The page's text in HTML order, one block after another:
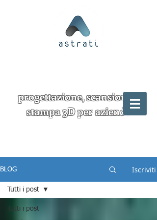
progettazione, scansione e
stampa 3D per aziende
BLOG Iscriviti
Tutti i post
Tutti i post